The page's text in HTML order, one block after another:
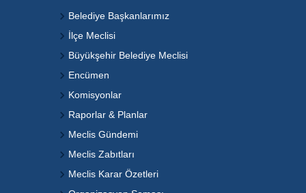
Belediye Başkanlarımız
İlçe Meclisi
Büyükşehir Belediye Meclisi
Encümen
Komisyonlar
Raporlar & Planlar
Meclis Gündemi
Meclis Zabıtları
Meclis Karar Özetleri